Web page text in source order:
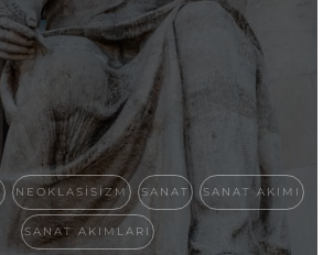
NEOKLASISIZM SANAT SANAT AKIMI
SANAT AKIMLARI